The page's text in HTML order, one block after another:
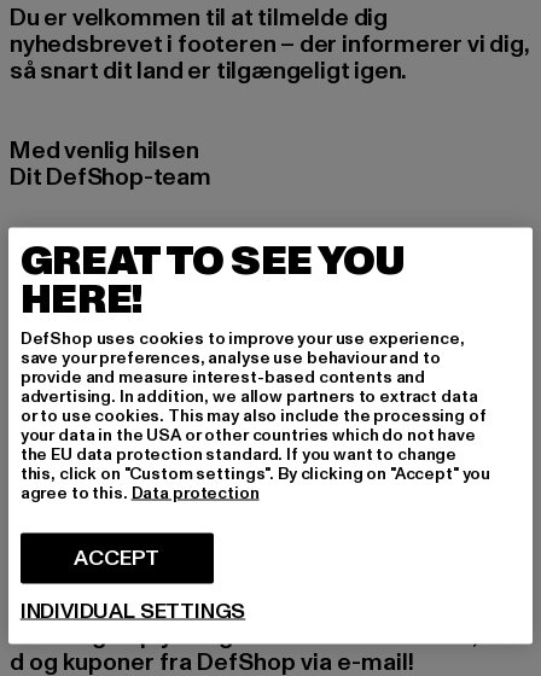
Du er velkommen til at tilmelde dig
nyhedsbrevet i footeren – der informerer vi dig,
så snart dit land er tilgængeligt igen.
Med venlig hilsen
Dit DefShop-team
TILMELD DIG FOR A
T BLIVE INSPIRERE
T!
Tilmeld dig vores nyhedsbrev her og modtag f
remtidige oplysninger om aktuelle trends, tilbu
d og kuponer fra DefShop via e-mail!
GREAT TO SEE YOU
HERE!
DefShop uses cookies to improve your use experience,
save your preferences, analyse use behaviour and to
provide and measure interest-based contents and
advertising. In addition, we allow partners to extract data
or to use cookies. This may also include the processing of
your data in the USA or other countries which do not have
the EU data protection standard. If you want to change
this, click on "Custom settings". By clicking on "Accept" you
agree to this. Data protection
ACCEPT
INDIVIDUAL SETTINGS